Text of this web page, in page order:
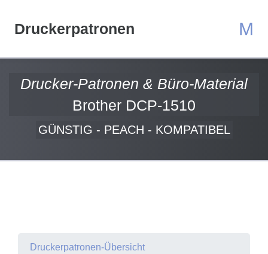
Druckerpatronen M
Drucker-Patronen & Büro-Material
Brother DCP-1510
GÜNSTIG - PEACH - KOMPATIBEL
Druckerpatronen-Übersicht